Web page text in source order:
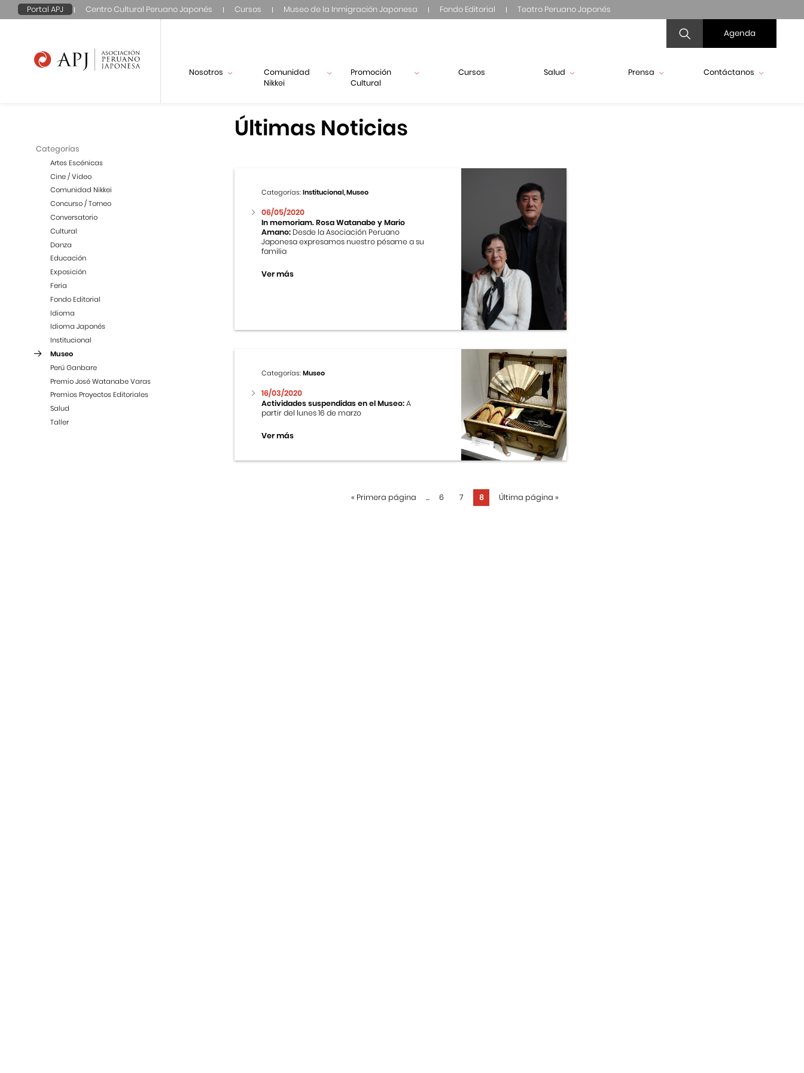
Portal APJ Centro Cultural Peruano Japonés Cursos Museo de la Inmigración Japonesa Fondo Editorial Teatro Peruano Japonés
Agenda
Nosotros
Comunidad
Nikkei
Promoción
Cultural
Cursos Salud Prensa Contáctanos
Categorías
Artes Escénicas
Cine / Video
Comunidad Nikkei
Concurso / Torneo
Conversatorio
Cultural
Danza
Educación
Exposición
Feria
Fondo Editorial
Idioma
Idioma Japonés
Institucional
Museo
Perú Ganbare
Premio José Watanabe Varas
Premios Proyectos Editoriales
Salud
Taller
Últimas Noticias
Categorías:Institucional, Museo
06/05/2020
In memoriam. Rosa Watanabe y Mario
Amano: Desde la Asociación Peruano
Japonesa expresamos nuestro pésame a su
familia
Ver más
Categorías:Museo
16/03/2020
Actividades suspendidas en el Museo:A
partir del lunes 16 de marzo
Ver más
« Primera página ... 6 7 8 Última página »